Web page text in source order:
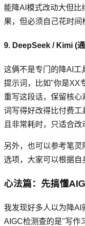
能降AI模式改动大但
果，但必须自己花时间
9. DeepSeek / Kimi (
这俩不是专门的降AI工
提示词，比如"你是XX
重写这段话，保留核
词写得好改得比付费
且非常耗时，只适合改
另外，也可以参考笔
选项，大家可以根据自
心法篇：先搞懂
我发现好多人以为降AI
AIGC检测查的是"写作